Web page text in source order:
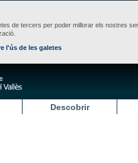
de tercers per poder millorar els nostres
l'ús de les galetes
Descobrir